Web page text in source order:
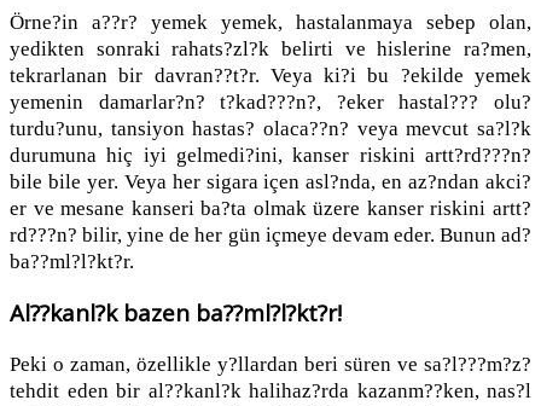
Örne?in a??r? yemek yemek, hastalanmaya sebep olan,
yedikten sonraki rahats?zl?k belirti ve hislerine ra?men,
tekrarlanan bir davran??t?r. Veya ki?i bu ?ekilde yemek
yemenin damarlar?n? t?kad???n?, ?eker hastal??? olu?
turdu?unu, tansiyon hastas? olaca??n? veya mevcut sa?l?k
durumuna hiç iyi gelmedi?ini, kanser riskini artt?rd???n?
bile bile yer. Veya her sigara içen asl?nda, en az?ndan akci?
er ve mesane kanseri ba?ta olmak üzere kanser riskini artt?
rd???n? bilir, yine de her gün içmeye devam eder. Bunun ad?
ba??ml?l?kt?r.
Al??kanl?k bazen ba??ml?l?kt?r!
Peki o zaman, özellikle y?llardan beri süren ve sa?l???m?z?
tehdit eden bir al??kanl?k halihaz?rda kazanm??ken, nas?l